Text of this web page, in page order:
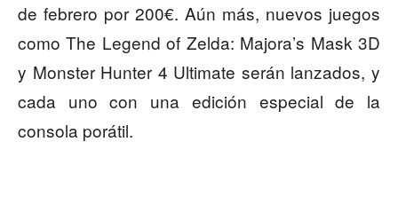
de febrero por 200€. Aún más, nuevos juegos
como The Legend of Zelda: Majora’s Mask 3D
y Monster Hunter 4 Ultimate serán lanzados, y
cada uno con una edición especial de la
consola porátil.